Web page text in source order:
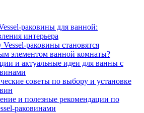
раковины для ванной:
интерьера
раковины становятся
элементом ванной комнаты?
и актуальные идеи для ванны с
советы по выбору и установке
и полезные рекомендации по
раковинами